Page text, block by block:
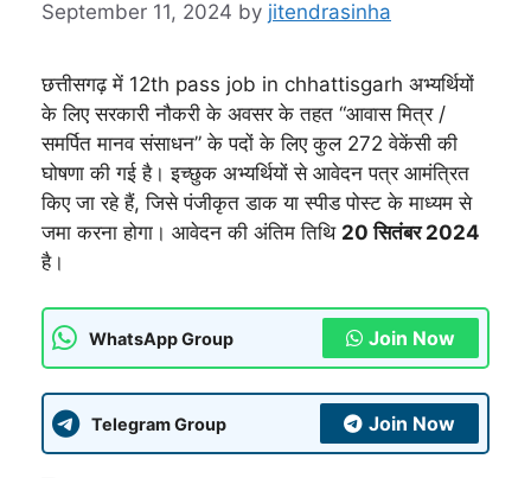
September 11, 2024 by jitendrasinha
छत्तीसगढ़ में 12th pass job in chhattisgarh अभ्यर्थियों
के लिए सरकारी नौकरी के अवसर के तहत “आवास मित्र /
समर्पित मानव संसाधन” के पदों के लिए कुल 272 वेकेंसी की
घोषणा की गई है। इच्छुक अभ्यर्थियों से आवेदन पत्र आमंत्रित
किए जा रहे हैं, जिसे पंजीकृत डाक या स्पीड पोस्ट के माध्यम से
जमा करना होगा। आवेदन की अंतिम तिथि 20 सितंबर 2024
है।
WhatsApp Group Join Now
Telegram Group Join Now